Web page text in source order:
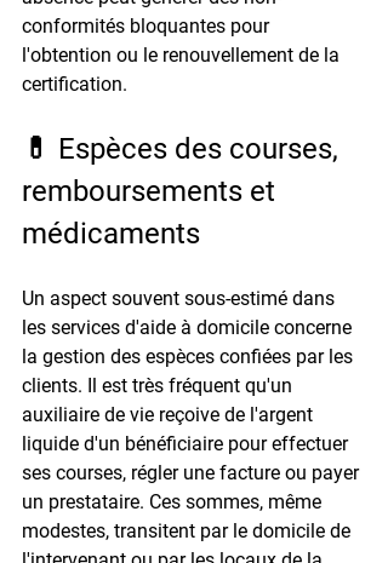
conformités bloquantes pour
l'obtention ou le renouvellement de la
certification.
💊 Espèces des courses,
remboursements et
médicaments
Un aspect souvent sous-estimé dans
les services d'aide à domicile concerne
la gestion des espèces confiées par les
clients. Il est très fréquent qu'un
auxiliaire de vie reçoive de l'argent
liquide d'un bénéficiaire pour effectuer
ses courses, régler une facture ou payer
un prestataire. Ces sommes, même
modestes, transitent par le domicile de